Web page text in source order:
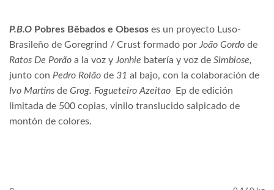
P.B.O Pobres Bêbados e Obesos es un proyecto Luso-
Brasileño de Goregrind / Crust formado por João Gordo de
Ratos De Porão a la voz y Jonhie batería y voz de Simbiose,
junto con Pedro Rolão de 31 al bajo, con la colaboración de
Ivo Martins de Grog. Fogueteiro Azeitao Ep de edición
limitada de 500 copias, vinilo translucido salpicado de
montón de colores.